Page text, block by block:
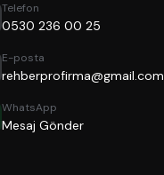
Telefon
0530 236 00 25
E-posta
rehberprofirma@gmail.com
WhatsApp
Mesaj Gönder